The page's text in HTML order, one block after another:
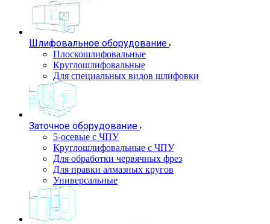
Шлифовальное оборудование
Плоскошлифовальные
Круглошлифовальные
Для специальных видов шлифовки
Заточное оборудование
5-осевые с ЧПУ
Круглошлифовальные с ЧПУ
Для обработки червячных фрез
Для правки алмазных кругов
Универсальные